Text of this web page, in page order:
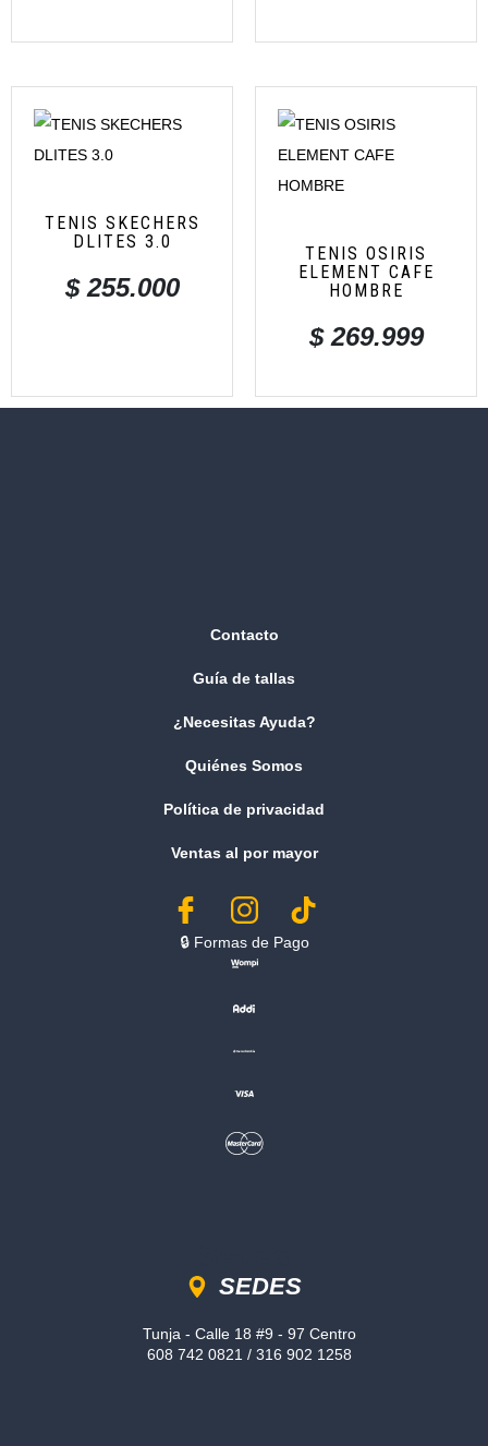
TENIS SKECHERS
DLITES 3.0
$255.000
TENIS OSIRIS
ELEMENT CAFE
HOMBRE
$269.999
Contacto
Guía de tallas
¿Necesitas Ayuda?
Quiénes Somos
Política de privacidad
Ventas al por mayor
🔒︎ Formas de Pago
SEDES
Tunja - Calle 18 #9 - 97 Centro
608 742 0821 / 316 902 1258